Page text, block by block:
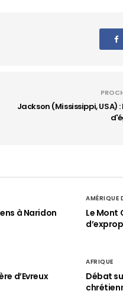
Jackson (Mississippi, USA)
à Naridon
AMÉRIQUE
Le Mont
d’Evreux
AFRIQUE
Débat